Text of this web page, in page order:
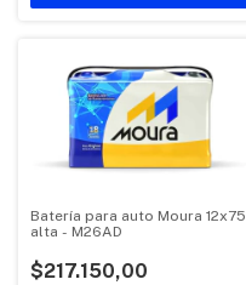
Batería para auto Moura 12x75
alta - M26AD
$217.150,00